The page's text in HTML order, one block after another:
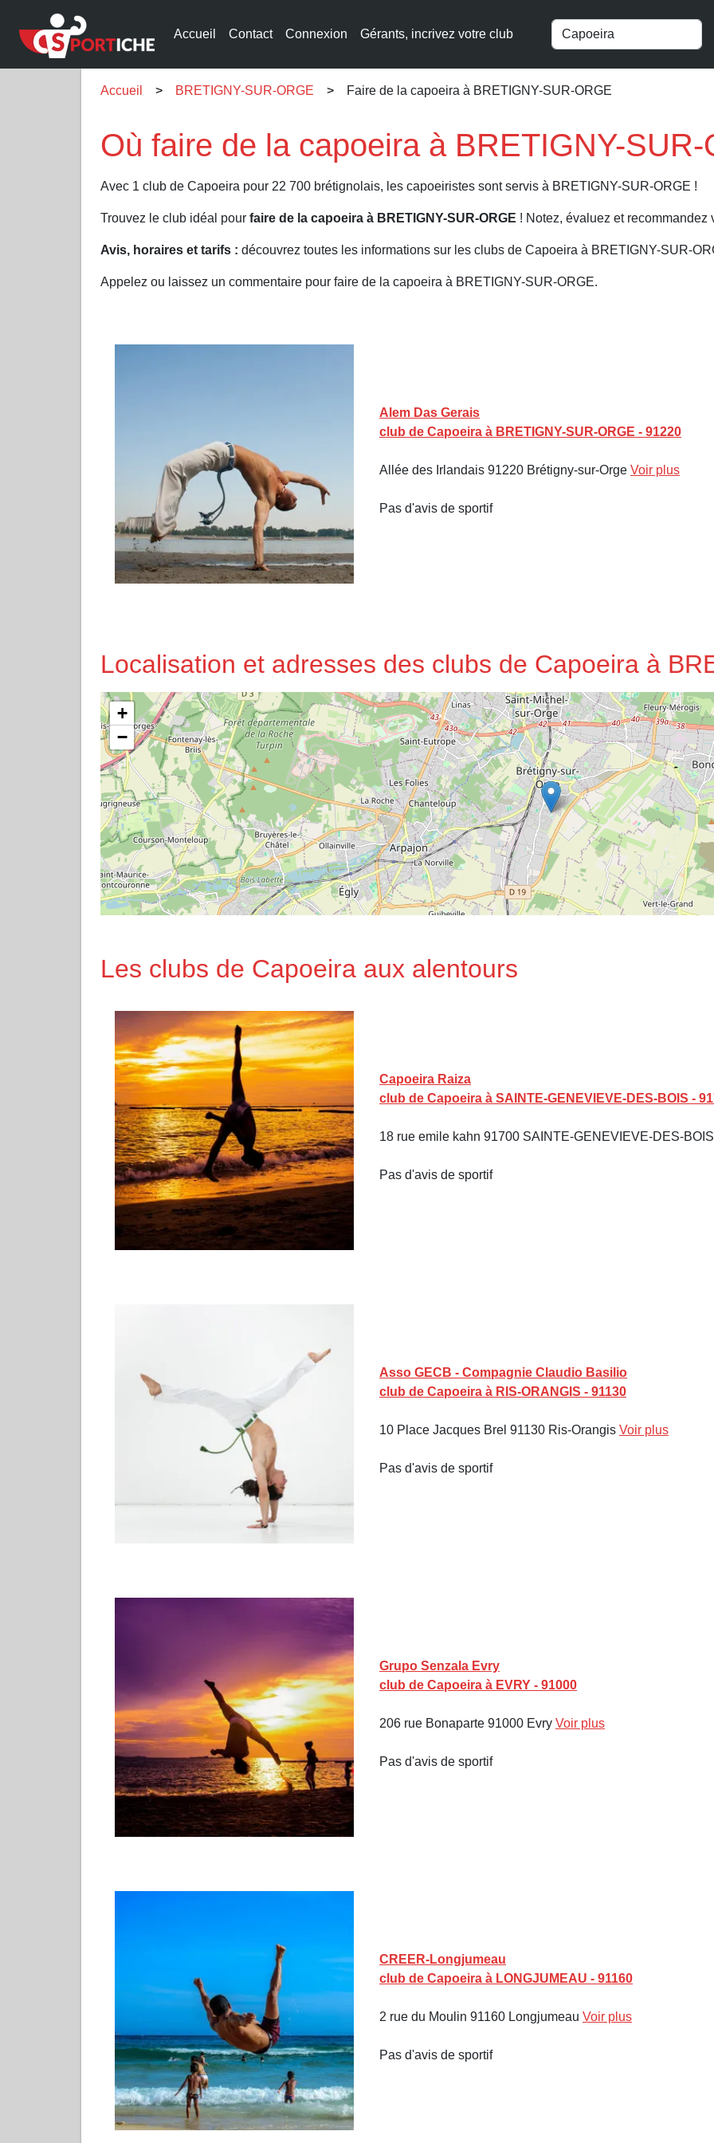
Accueil Contact Connexion Gérants, incrivez votre club
Accueil BRETIGNY-SUR-ORGE Faire de la capoeira à BRETIGNY-SUR-ORGE
Où faire de la capoeira à BRETIGNY-
Avec 1 club de Capoeira pour 22 700 brétignolais, les capoeiristes sont servis à BRETIGNY-SUR-ORGE !
Trouvez le club idéal pour faire de la capoeira à BRETIGNY-SUR-ORGE ! Notez, évaluez et
Avis, horaires et tarifs : découvrez toutes les informations sur les clubs de Capoeira à BRETIGNY-SUR-
Appelez ou laissez un commentaire pour faire de la capoeira à BRETIGNY-SUR-ORGE.
Alem Das Gerais
club de Capoeira à BRETIGNY-SUR-ORGE - 91220
Allée des Irlandais 91220 Brétigny-sur-Orge Voir plus
Pas d'avis de sportif
Localisation et adresses des clubs de Capoeira à
+
−
Les clubs de Capoeira aux alentours
Capoeira Raiza
club de Capoeira à SAINTE-GENEVIEVE-DES-BOIS -
18 rue emile kahn 91700 SAINTE-GENEVIEVE-DES-BOIS
Pas d'avis de sportif
Asso GECB - Compagnie Claudio Basilio
club de Capoeira à RIS-ORANGIS - 91130
10 Place Jacques Brel 91130 Ris-Orangis Voir plus
Pas d'avis de sportif
Grupo Senzala Evry
club de Capoeira à EVRY - 91000
206 rue Bonaparte 91000 Evry Voir plus
Pas d'avis de sportif
CREER-Longjumeau
club de Capoeira à LONGJUMEAU - 91160
2 rue du Moulin 91160 Longjumeau Voir plus
Pas d'avis de sportif